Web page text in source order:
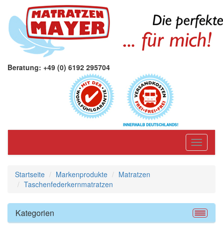
Beratung: +49 (0) 6192 295704
Toggle
Startseite Markenprodukte
Matratzen
Taschenfederkernmatratzen
Kategorien